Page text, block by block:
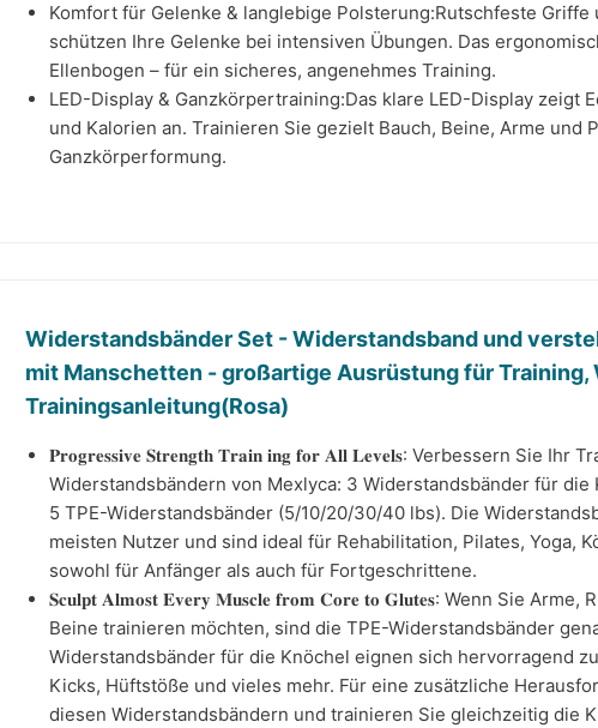
Komfort für Gelenke & langlebige Polsterung:Rutschfeste
schützen Ihre Gelenke bei intensiven Übungen. Das
Ellenbogen – für ein sicheres, angenehmes Training.
LED-Display & Ganzkörpertraining:Das klare LED-Display zeigt
und Kalorien an. Trainieren Sie gezielt Bauch, Beine, Arme und
Ganzkörperformung.
Widerstandsbänder Set - Widerstandsband und
mit Manschetten - großartige Ausrüstung für
Trainingsanleitung(Rosa)
𝐏𝐫𝐨𝐠𝐫𝐞𝐬𝐬𝐢𝐯𝐞 𝐒𝐭𝐫𝐞𝐧𝐠𝐭𝐡 𝐓𝐫𝐚𝐢𝐧 𝐢𝐧𝐠 𝐟𝐨𝐫 𝐀𝐥𝐥 𝐋𝐞𝐯𝐞𝐥𝐬: Verbessern Sie
Widerstandsbändern von Mexlyca: 3 Widerstandsbänder für
5 TPE-Widerstandsbänder (5/10/20/30/40 lbs). Die
meisten Nutzer und sind ideal für Rehabilitation, Pilates, Yoga,
sowohl für Anfänger als auch für Fortgeschrittene.
𝐒𝐜𝐮𝐥𝐩𝐭 𝐀𝐥𝐦𝐨𝐬𝐭 𝐄𝐯𝐞𝐫𝐲 𝐌𝐮𝐬𝐜𝐥𝐞 𝐟𝐫𝐨𝐦 𝐂𝐨𝐫𝐞 𝐭𝐨 𝐆𝐥𝐮𝐭𝐞𝐬: Wenn Sie
Beine trainieren möchten, sind die TPE-Widerstandsbänder
Widerstandsbänder für die Knöchel eignen sich hervorragend
Kicks, Hüftstöße und vieles mehr. Für eine zusätzliche
diesen Widerstandsbändern und trainieren Sie gleichzeitig die